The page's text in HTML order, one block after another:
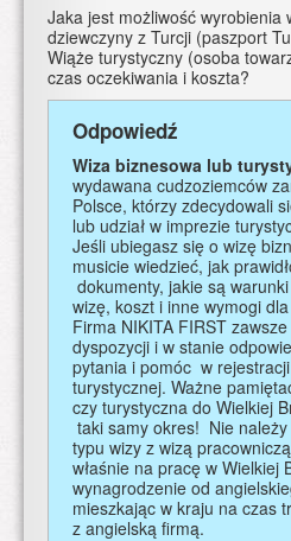
Jaka jest możliwość wyrobienia
dziewczyny z Turcji (paszport
Wiąże turystyczny (osoba
czas oczekiwania i koszta?
Odpowiedź
Wiza biznesowa lub
wydawana cudzoziemców
Polsce, którzy zdecydowali
lub udział w imprezie
Jeśli ubiegasz się o wizę
musicie wiedzieć, jak
dokumenty, jakie są
wizę, koszt i inne wymogi
Firma NIKITA FIRST
dyspozycji i w stanie
pytania i pomóc w
turystycznej. Ważne
czy turystyczna do Wielkiej
taki samy okres! Nie
typu wizy z wizą
właśnie na pracę w Wielkiej
wynagrodzenie od
mieszkając w kraju na czas
z angielską firmą.